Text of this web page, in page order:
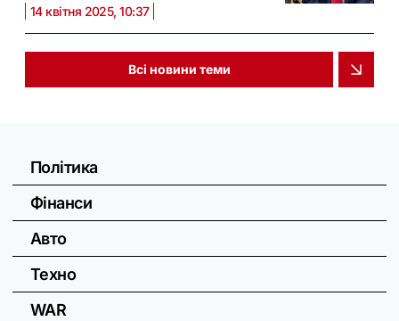
14 квітня 2025, 10:37
Всі новини теми
Політика
Фінанси
Авто
Техно
WAR